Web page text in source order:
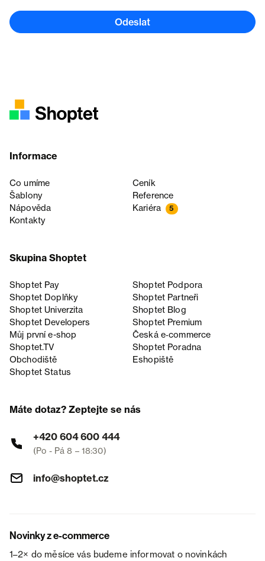
Odeslat
Informace
Co umíme
Ceník
Šablony
Reference
Nápověda
Kariéra 5
Kontakty
Skupina Shoptet
Shoptet Pay
Shoptet Podpora
Shoptet Doplňky
Shoptet Partneři
Shoptet Univerzita
Shoptet Blog
Shoptet Developers
Shoptet Premium
Můj první e-shop
Česká e‑commerce
Shoptet.TV
Shoptet Poradna
Obchodiště
Eshopiště
Shoptet Status
Máte dotaz? Zeptejte se nás
+420 604 600 444
(Po - Pá 8 – 18:30)
info@shoptet.cz
Novinky z e-commerce
1–2× do měsíce vás budeme informovat o novinkách